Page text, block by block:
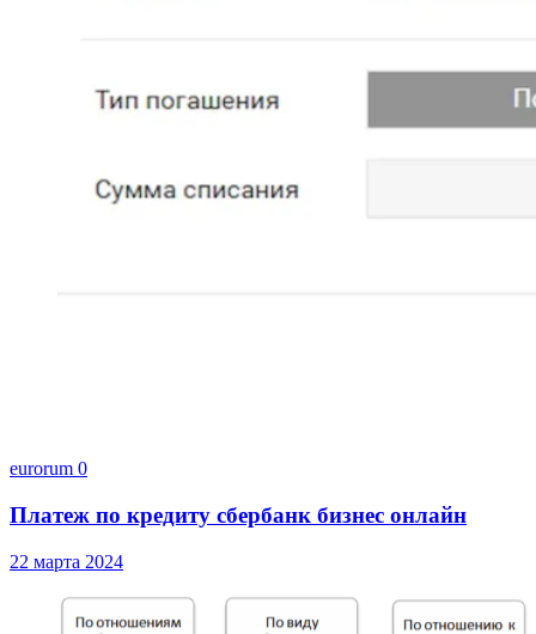
eurorum 0
Платеж по кредиту сбербанк бизнес онлайн
22 марта 2024